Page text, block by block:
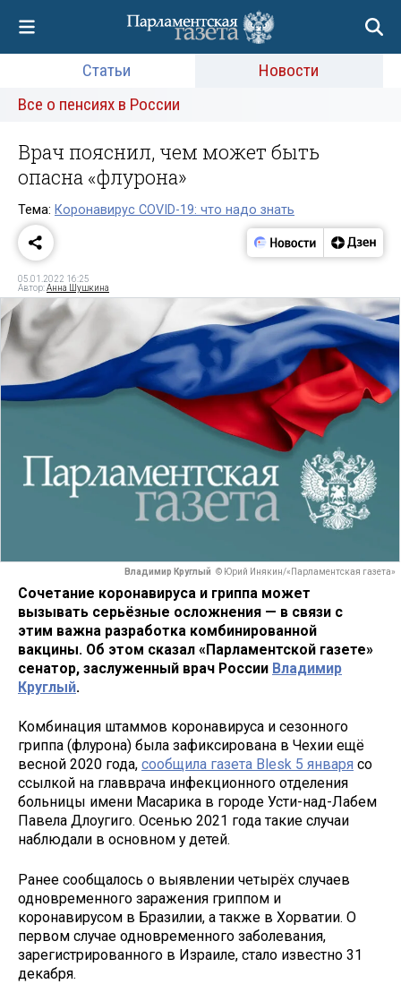
Статьи
Новости
Все о пенсиях в России
Врач пояснил, чем может быть
опасна «флурона»
Тема: Коронавирус COVID-19: что надо знать
05.01.2022 16:25
Автор:Анна Шушкина
Владимир Круглый © Юрий Инякин/«Парламентская газета»
Сочетание коронавируса и гриппа может
вызывать серьёзные осложнения — в связи с
этим важна разработка комбинированной
вакцины. Об этом сказал «Парламентской газете»
сенатор, заслуженный врач России Владимир
Круглый.
Комбинация штаммов коронавируса и сезонного
гриппа (флурона) была зафиксирована в Чехии ещё
весной 2020 года, сообщила газета Blesk 5 января со
ссылкой на главврача инфекционного отделения
больницы имени Масарика в городе Усти-над-Лабем
Павела Длоугиго. Осенью 2021 года такие случаи
наблюдали в основном у детей.
Ранее сообщалось о выявлении четырёх случаев
одновременного заражения гриппом и
коронавирусом в Бразилии, а также в Хорватии. О
первом случае одновременного заболевания,
зарегистрированного в Израиле, стало известно 31
декабря.